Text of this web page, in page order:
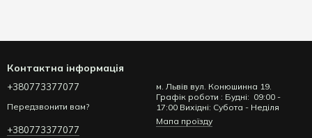
Контактна інформація
+380773377077
Передзвонити вам?
+380773377077
м. Львів вул. Конюшинна 19.
Графік роботи : Будні: 09:00 -
17:00 Вихідні: Субота - Неділя
Мапа проїзду